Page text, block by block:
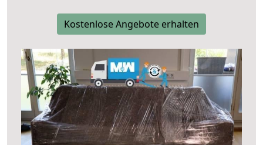
Kostenlose Angebote erhalten